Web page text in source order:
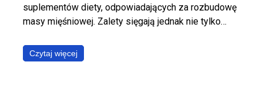
suplementów diety, odpowiadających za rozbudowę
masy mięśniowej. Zalety sięgają jednak nie tylko
funkcji poznawczych i neuroprotekcyjnych,
szczególnie u osób starszych. Poznaj wszystkie
Czytaj więcej